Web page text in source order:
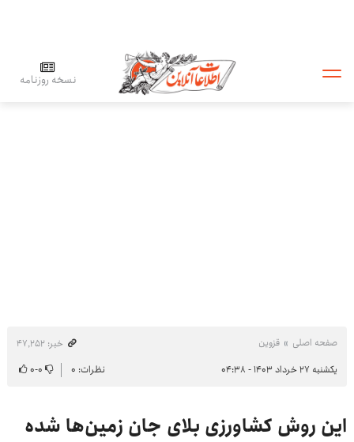
نسخه روزنامه
صفحه اصلی قزوین
خبر: ۴۷٬۲۵۲
یکشنبه ۲۷ خرداد ۱۴۰۳ - ۰۴:۳۸
نظرات: ۰ ۰-۰
این روش کشاورزی بلای جان زمین‌ها شده